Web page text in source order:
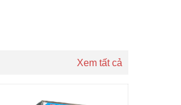
Xem tất cả